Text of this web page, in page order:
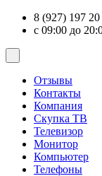
8 (927) 197 20
с 09:00 до
Отзывы
Контакты
Компания
Скупка ТВ
Телевизор
Монитор
Компьютер
Телефоны